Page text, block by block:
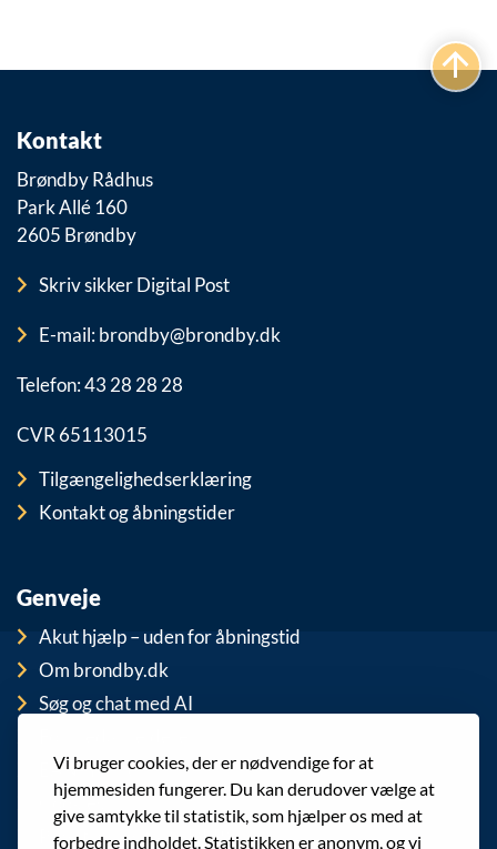
Vi bruger cookies, der er nødvendige for at
hjemmesiden fungerer. Du kan derudover vælge at
give samtykke til statistik, som hjælper os med at
forbedre indholdet. Statistikken er anonym, og vi
Kontakt
Brøndby Rådhus
Park Allé 160
2605 Brøndby
Skriv sikker Digital Post
E-mail: brondby@brondby.dk
Telefon: 43 28 28 28
CVR 65113015
Tilgængelighedserklæring
Kontakt og åbningstider
Genveje
Akut hjælp – uden for åbningstid
Om brondby.dk
Søg og chat med AI
EAN-numre
Cookies
Privatlivspolitik (GDPR)